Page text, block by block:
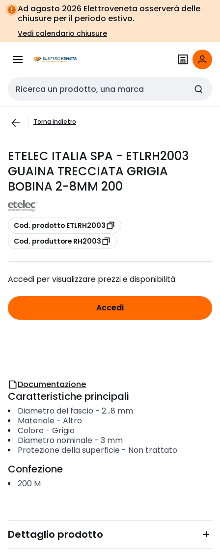
Vai alla
navigazione
Vai
alla
pagina
Ad agosto 2026 Elettroveneta osserverà delle
chiusure per il periodo estivo.
Vedi calendario chiusure
Cerca input
Torna indietro
ETELEC ITALIA SPA - ETLRH2003
GUAINA TRECCIATA GRIGIA
BOBINA 2-8MM 200
copia
Cod. prodotto ETLRH2003
copia
Cod. produttore RH2003
Accedi per visualizzare prezzi e disponibilità
Accedi
Documentazione
Caratteristiche principali
Diametro del fascio - 2...8 mm
Materiale - Altro
Colore - Grigio
Diametro nominale - 3 mm
Protezione della superficie - Non trattato
Confezione
200 M
Dettaglio prodotto